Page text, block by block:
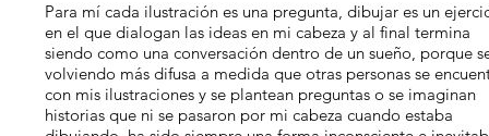
Para mí cada ilustración es una pregunta, dibujar es un
en el que dialogan las ideas en mi cabeza y al final termina
siendo como una conversación dentro de un sueño, porque
volviendo más difusa a medida que otras personas se
con mis ilustraciones y se plantean preguntas o se imaginan
historias que ni se pasaron por mi cabeza cuando estaba